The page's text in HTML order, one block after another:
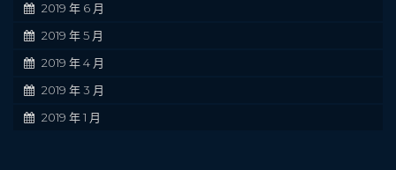
2019 年 6 月
2019 年 5 月
2019 年 4 月
2019 年 3 月
2019 年 1 月